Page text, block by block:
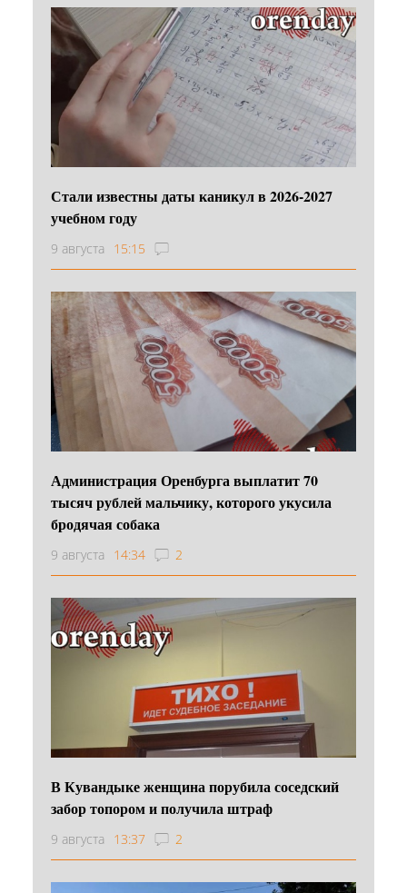
Стали известны даты каникул в 2026-2027
учебном году
9 августа 15:15
Администрация Оренбурга выплатит 70
тысяч рублей мальчику, которого укусила
бродячая собака
9 августа 14:34 2
В Кувандыке женщина порубила соседский
забор топором и получила штраф
9 августа 13:37 2